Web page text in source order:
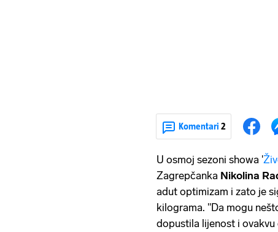
Komentari 2
U osmoj sezoni showa '
Zagrepčanka Nikolina
adut optimizam i zato je
kilograma. "Da mogu
dopustila lijenost i ovakvu